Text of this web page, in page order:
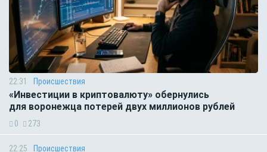
22:31 Происшествия
«Инвестиции в криптовалюту» обернулись
для воронежца потерей двух миллионов рублей
0 273
22:25 Происшествия